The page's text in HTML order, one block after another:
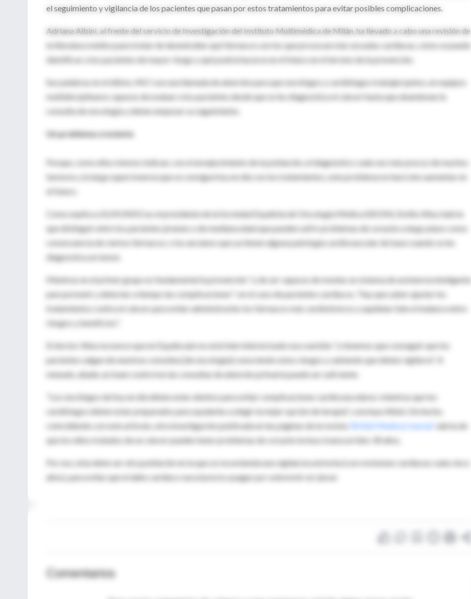
el seguimiento y vigilancia de los pacientes que pasan por estos tratamientos para evitar posibles complicaciones.
Adriana Albini, al frente del servicio de Investigación del Instituto Multimédica de Milán, ha llevado a cabo una revisión de
la literatura médica para tratar de desentrañar qué fármacos son los que provocan más secuelas cardiacas, cómo se puede
identificar a los pacientes de mayor riesgo y qué podría hacerse en el futuro en el terreno de la prevención.
Sus palabras en el último JNCI son una llamada de atención para que oncólogos y cardiólogos trabajen juntos, en equipos
multidisciplinares capaces de evaluar a los pacientes desde que se les diagnostica el cáncer hasta que abandonan la
consulta de oncología y deben empezar su seguimiento.
Un problema creciente
Porque, como ellos mismos indican, con el envejecimiento de la población, el diagnóstico cada vez más precoz de muchos
tumores y la larga supervivencia que se consigue hoy en día con los tratamientos, este problema no hará sino aumentar en
el futuro.
Como explica a ELMUNDO.es el presidente de la Sociedad Española de Oncología Médica (SEOM), Emilio Alba, habría
que distinguir entre los pacientes jóvenes o de mediana edad que pueden sufrir problemas de corazón a largo plazo como
consecuencia de ciertos fármacos; o los ancianos que ya tienen alguna patología cardiovascular de base cuando se les
diagnostica un tumor.
Mientras en el primer grupo es fundamental la prevención "y de ser capaces de montar un sistema de asistencia inteligente
para prevenir y detectar a tiempo las complicaciones"; en el caso de pacientes cardiacos, "hay que saber ajustar los
tratamientos contra el cáncer para evitar administrarles los fármacos más cardiotóxicos y aquilatar bien el balance entre
riesgos y beneficios".
El doctor Alba reconoce que en España aún no está bien interiorizado esa cuestión "y tenemos que conseguir que los
pacientes salgan de nuestras consultas [de oncología] conociendo estos riesgos y sabiendo que deben vigilarse". A
menudo, añade, un buen control en las consultas de atención primaria puede ser suficiente.
"Los oncólogos de hoy en día deben estar atentos para evitar complicaciones cardiovasculares; mientras que los
cardiólogos deben estar preparados para ayudarles a elegir la mejor opción de terapia", concluye Albini. De hecho,
coincidiendo con este artículo, otra investigación publicada en las páginas de la revista
'British Medical Journal'
alerta de
que los niños tratados de un cáncer pueden tener problemas de corazón incluso transcurridos 30 años.
Por eso, ésta debe ser otra población en la que se recomienda una vigilancia estrecha (con revisiones cardiacas cada cinco
años), para evitar que el daño cardiaco sea el precio a pagar por sobrevivir al cáncer.
Comentarios